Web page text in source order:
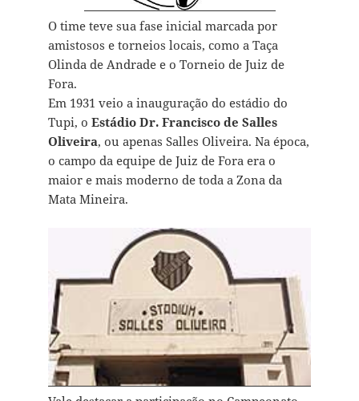
O time teve sua fase inicial marcada por
amistosos e torneios locais, como a Taça
Olinda de Andrade e o Torneio de Juiz de
Fora.
Em 1931 veio a inauguração do estádio do
Tupi, o Estádio Dr. Francisco de Salles
Oliveira, ou apenas Salles Oliveira. Na época,
o campo da equipe de Juiz de Fora era o
maior e mais moderno de toda a Zona da
Mata Mineira.